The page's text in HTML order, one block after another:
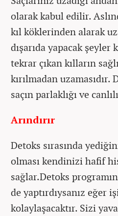
olarak kabul edilir.
kıl köklerinden alarak
dışarıda yapacak şeyler
tekrar çıkan kılların
kırılmadan uzamasıdır.
saçın parlaklığı ve
Arındırır
Detoks sırasında
olması kendinizi hafif
sağlar.Detoks
de yaptırdıysanız eğer
kolaylaşacaktır. Sizi